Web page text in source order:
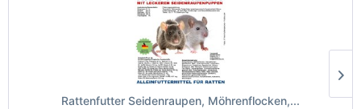
Rattenfutter Seidenraupen, Möhrenflocken,...